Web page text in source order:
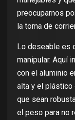
preocuparnos
la toma de
Lo deseable es
manipular. Aquí
con el aluminio
alta y el plástico
que sean
el peso para no